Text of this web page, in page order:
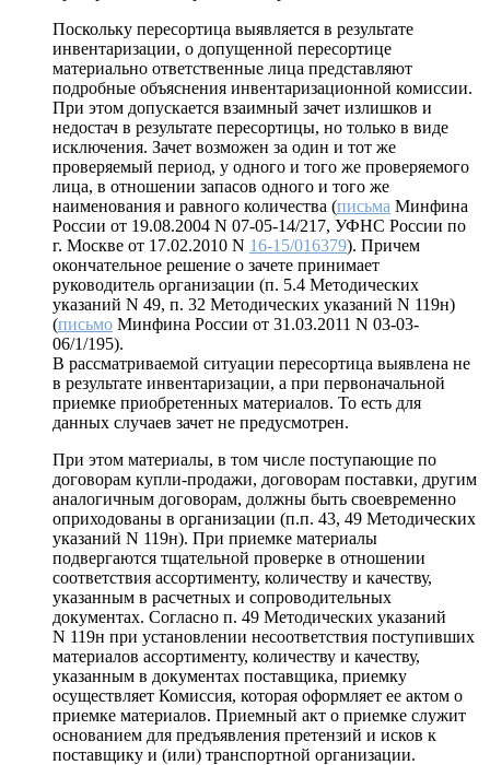
Поскольку пересортица выявляется в результате
инвентаризации, о допущенной пересортице
материально ответственные лица представляют
подробные объяснения инвентаризационной комиссии.
При этом допускается взаимный зачет излишков и
недостач в результате пересортицы, но только в виде
исключения. Зачет возможен за один и тот же
проверяемый период, у одного и того же проверяемого
лица, в отношении запасов одного и того же
наименования и равного количества (письма Минфина
России от 19.08.2004 N 07-05-14/217, УФНС России по
г. Москве от 17.02.2010 N 16-15/016379). Причем
окончательное решение о зачете принимает
руководитель организации (п. 5.4 Методических
указаний N 49, п. 32 Методических указаний N 119н)
(письмо Минфина России от 31.03.2011 N 03-03-
06/1/195).
В рассматриваемой ситуации пересортица выявлена не
в результате инвентаризации, а при первоначальной
приемке приобретенных материалов. То есть для
данных случаев зачет не предусмотрен.
При этом материалы, в том числе поступающие по
договорам купли-продажи, договорам поставки, другим
аналогичным договорам, должны быть своевременно
оприходованы в организации (п.п. 43, 49 Методических
указаний N 119н). При приемке материалы
подвергаются тщательной проверке в отношении
соответствия ассортименту, количеству и качеству,
указанным в расчетных и сопроводительных
документах. Согласно п. 49 Методических указаний
N 119н при установлении несоответствия поступивших
материалов ассортименту, количеству и качеству,
указанным в документах поставщика, приемку
осуществляет Комиссия, которая оформляет ее актом о
приемке материалов. Приемный акт о приемке служит
основанием для предъявления претензий и исков к
поставщику и (или) транспортной организации.